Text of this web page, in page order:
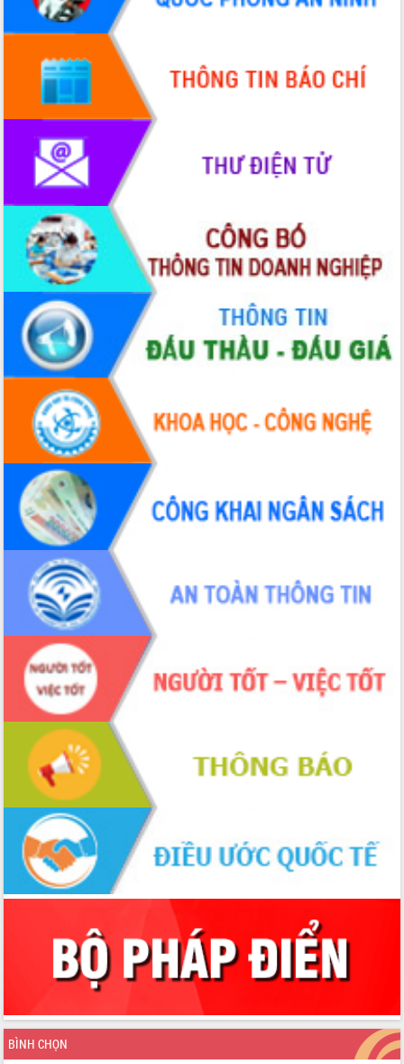
Đắk Lắk nỗ lực thúc đẩy tăng trưởng
kinh tế từ 10% trở lên trong Quý
Đắk Lắk ký kết thỏa thuận hợp tác về
chuyển đổi số giai đoạn 2026 – 2030
với Tập đoàn Bưu chính Viễn thông
Việt Nam
Thứ trưởng Bộ Y tế làm việc với tỉnh
Đắk Lắk về phát triển nhân lực y tế
cho trạm y tế cấp xã
Du lịch Đắk Lắk nâng tầm trải nghiệm
du khách thông qua Hệ thống cơ sở dữ
liệu và Bản đồ số
Tập huấn ứng dụng trí tuệ nhân tạo (AI)
trong thương mại điện tử năm 2026
Đoàn đại biểu Quốc hội tỉnh Đắk Lắk
trao đổi thông tin trước Kỳ họp thứ
nhất, Quốc hội khóa XVI
Quyết liệt cải cách hành chính, khơi
thông nguồn lực phát triển
Nâng cao hiệu lực, hiệu quả HĐND
tỉnh thông qua hiện đại hóa hành chính
Xã Ea Phê gắn cải cách hành chính với
chuyển đổi số
Phó Chủ tịch Thường trực UBND tỉnh
Hồ Thị Nguyên Thảo làm việc tại Trung
tâm Phục vụ hành chính công xã Ea
Phê
Xây dựng nền hành chính số đồng
hành cùng nông dân dân, doanh nghiệp
Giai đoạn 2026-2030, Đắk Lắk phấn
đấu có 77% xã đạt chuẩn nông thôn
mới
Chuyển đổi số 'mở đường' cho nông
nghiệp Đắk Lắk tăng trưởng bứt phá
Triển khai đồng bộ đo đạc, lập hồ sơ
địa chính, hoàn thiện cơ sở dữ liệu đất
Ứng dụng sinh trắc học - Bước tiến
trong hành trình chuyển đổi số tại Đắk
Đắk Lắk nâng cao hiệu quả công tác
Đảng từ Sổ tay đảng viên điện tử
Đắk Lắk đẩy mạnh nuôi biển công
nghệ, hướng tới phát triển thủy sản
bền vững
Tập huấn nâng cao năng lực triển khai
chuyển đổi số cho cán bộ, công chức
Đắk Lắk phát động hưởng ứng Ngày
Quyền của người tiêu dùng Việt Nam
2026
Đẩy mạnh cải cách hành chính, quyết
tâm đạt được mục tiêu tăng trưởng
BÌNH CHỌN